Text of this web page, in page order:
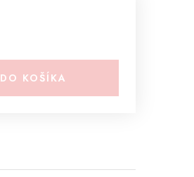
DO KOŠÍKA